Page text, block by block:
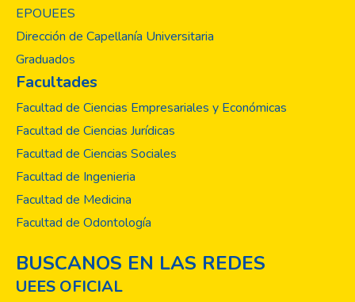
investigación de distintos ejes temáticos,
seleccionados institucionalmente y basados
problemáticas de nuestra realidad, sean
estas sociales, ambientales, culturales, etc.
proceso complejo, creativo y sistemático
realizado para aumentar el acervo de
conocimientos, y clave para que el progreso
educativo potencialice el progreso de las
de la UEES (Universidad Evangélica de El
Salvador) es importante formar
profesionales con competencias
EPOUEES
Dirección de Capellanía Universitaria
Graduados
Facultades
Facultad de Ciencias Empresariales y Económicas
Facultad de Ciencias Jurídicas
Facultad de Ciencias Sociales
Facultad de Ingenieria
Facultad de Medicina
Facultad de Odontología
BUSCANOS EN LAS REDES
UEES OFICIAL